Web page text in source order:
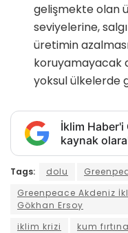
gelişmekte olan
seviyelerine,
üretimin
koruyamayacak
yoksul ülkelerde
İklim
kaynak
Tags: dolu
Greenpeace Akdeniz
Gökhan Ersoy
iklim krizi
kum